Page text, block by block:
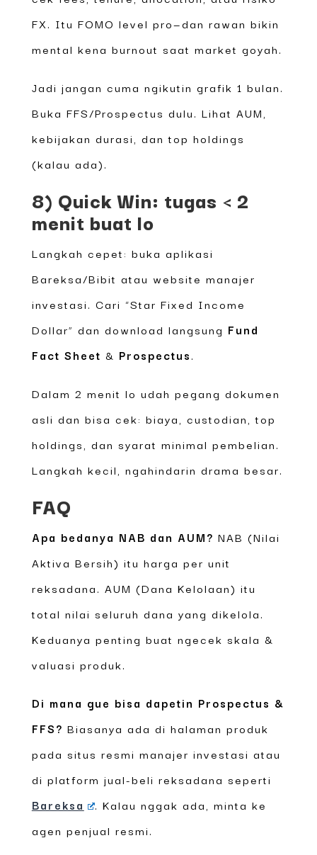
FX. Itu FOMO level pro—dan rawan bikin
mental kena burnout saat market goyah.
Jadi jangan cuma ngikutin grafik 1 bulan.
Buka FFS/Prospectus dulu. Lihat AUM,
kebijakan durasi, dan top holdings
(kalau ada).
8) Quick Win: tugas < 2
menit buat lo
Langkah cepet: buka aplikasi
Bareksa/Bibit atau website manajer
investasi. Cari “Star Fixed Income
Dollar” dan download langsung Fund
Fact Sheet & Prospectus.
Dalam 2 menit lo udah pegang dokumen
asli dan bisa cek: biaya, custodian, top
holdings, dan syarat minimal pembelian.
Langkah kecil, ngahindarin drama besar.
FAQ
Apa bedanya NAB dan AUM? NAB (Nilai
Aktiva Bersih) itu harga per unit
reksadana. AUM (Dana Kelolaan) itu
total nilai seluruh dana yang dikelola.
Keduanya penting buat ngecek skala &
valuasi produk.
Di mana gue bisa dapetin Prospectus &
FFS? Biasanya ada di halaman produk
pada situs resmi manajer investasi atau
di platform jual-beli reksadana seperti
Bareksa
. Kalau nggak ada, minta ke
agen penjual resmi.